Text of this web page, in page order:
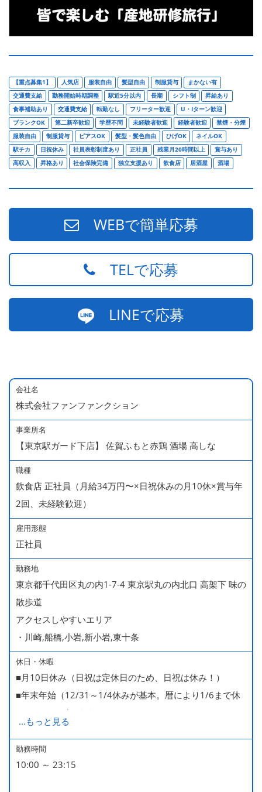
【重点募集1】 人気店 服装自由 髪型自由 制服貸与
まかない有
交通費支給
勤務開始時期調整 駅近5分以内 長期 シフト制
昇給あり
食事補助あり
交通費支給 転勤なし フリーター歓迎
U・Iターン歓迎
ブランクOK
第二新卒歓迎 学歴不問 未経験者歓迎 経験者歓迎
禁煙・分煙
服装自由
制服貸与 ピアスOK 髪型・髪色自由 ひげOK
ネイルOK
駅チカ
日祝休み 社員表彰制度あり 正社員 残業月20時間以上
賞与あり
高収入
昇格あり 社会保険完備 独立支援あり 飲食店 居酒屋 酒場
WEBで簡単応募
TELで応募
LINEで応募
会社名
株式会社ファンファンクション
事業所名
【東京駅ガード下店】 佐賀ふもと赤鶏 酒場 高しな
職種
飲食店 正社員（月給34万円〜×日祝休みの月10休×賞与年
2回、未経験歓迎）
雇用形態
正社員
勤務地
東京都千代田区丸の内1-7-4 東京駅丸の内北口 高架下 味の
散歩道
アクセスしやすいエリア
・川崎,船橋,小岩,新小岩,東十条
休日・休暇
■月10日休み（日祝は定休日のため、日祝は休み！）
■年末年始（12/31～1/4休みが基本。暦により1/6まで休
みなどもございます）
■GW・お盆（暦通り）
■有給休暇
■慶弔休暇
...もっと見る
勤務時間
10:00 ～ 23:15